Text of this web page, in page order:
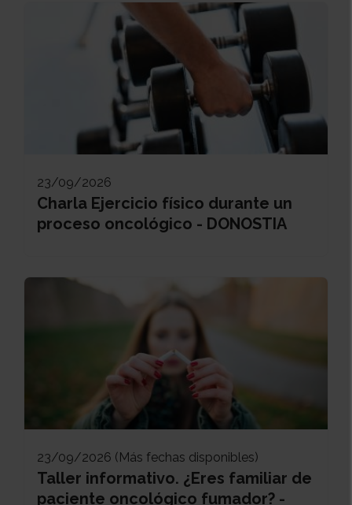
23/09/2026
Charla Ejercicio físico durante un
proceso oncológico - DONOSTIA
23/09/2026 (Más fechas disponibles)
Taller informativo. ¿Eres familiar de
paciente oncológico fumador? -